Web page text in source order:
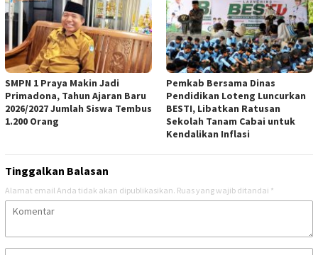
SMPN 1 Praya Makin Jadi
Primadona, Tahun Ajaran Baru
2026/2027 Jumlah Siswa Tembus
1.200 Orang
Pemkab Bersama Dinas
Pendidikan Loteng Luncurkan
BESTI, Libatkan Ratusan
Sekolah Tanam Cabai untuk
Kendalikan Inflasi
Tinggalkan Balasan
Alamat email Anda tidak akan dipublikasikan. Ruas yang wajib ditandai *